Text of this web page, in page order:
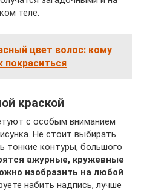
теле.
цвет волос: кому
покраситься
краской
с особым вниманием
Не стоит выбирать
тонкие контуры, большого
ажурные, кружевные
изобразить на любой
набить надпись, лучше